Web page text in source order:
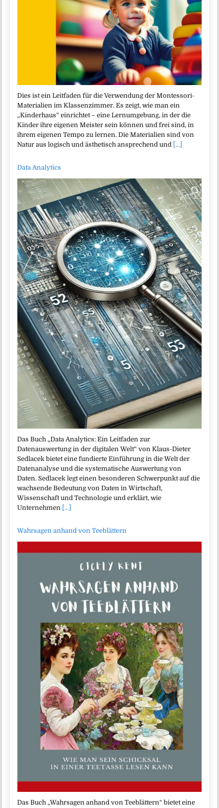
Dies ist ein Leitfaden für die Verwendung der Montessori-
Materialien im Klassenzimmer. Es zeigt, wie man ein
„Kinderhaus“ einrichtet – eine Lernumgebung, in der die
Kinder ihre eigenen Meister sein können und frei sind, in
ihrem eigenen Tempo zu lernen. Die Materialien sind von
Natur aus logisch und ästhetisch ansprechend und [...]
Data Analytics
Das Buch „Data Analytics: Ein Leitfaden zur
Datenauswertung in der digitalen Welt“ von Klaus-Dieter
Sedlacek bietet eine fundierte Einführung in die Welt der
Datenanalyse und die systematische Auswertung von
Daten. Sedlacek legt einen besonderen Schwerpunkt auf die
wachsende Bedeutung von Daten in Wirtschaft,
Wissenschaft und Technologie und erklärt, wie
Unternehmen [...]
Wahrsagen anhand von Teeblättern
Das Buch „Wahrsagen anhand von Teeblättern“ bietet eine